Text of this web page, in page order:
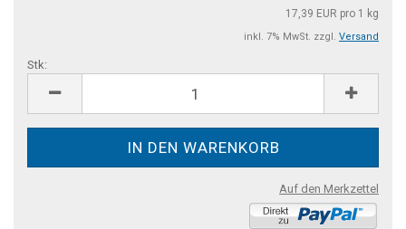
17,39 EUR pro 1 kg
inkl. 7% MwSt. zzgl. Versand
Stk:
Auf den Merkzettel